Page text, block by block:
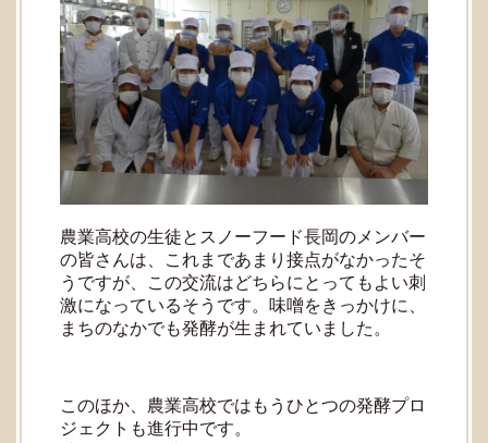
農業高校の生徒とスノーフード長岡のメンバー
の皆さんは、これまであまり接点がなかったそ
うですが、この交流はどちらにとってもよい刺
激になっているそうです。味噌をきっかけに、
まちのなかでも発酵が生まれていました。
このほか、農業高校ではもうひとつの発酵プロ
ジェクトも進行中です。